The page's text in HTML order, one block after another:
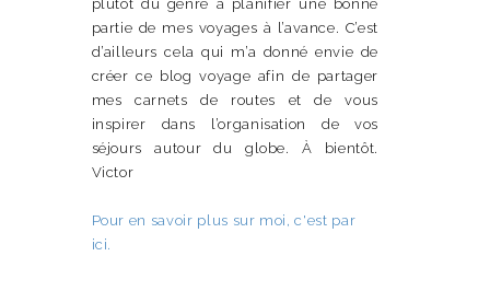
plutôt du genre à planifier une bonne
partie de mes voyages à l’avance. C’est
d’ailleurs cela qui m’a donné envie de
créer ce blog voyage afin de partager
mes carnets de routes et de vous
inspirer dans l’organisation de vos
séjours autour du globe. À bientôt.
Victor
Pour en savoir plus sur moi, c'est par
ici.